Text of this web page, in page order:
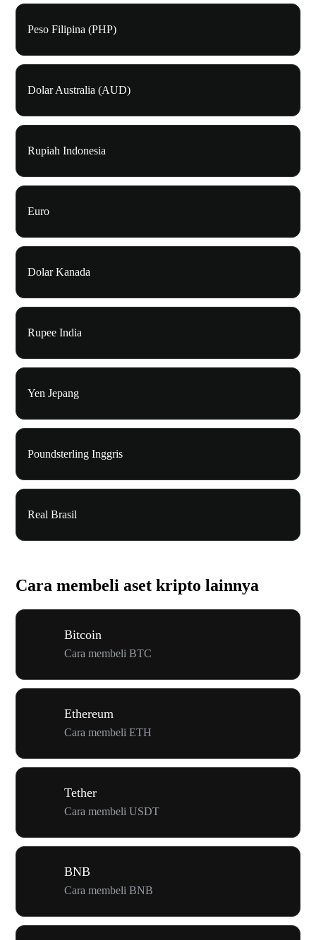
Peso Filipina (PHP)
Dolar Australia (AUD)
Rupiah Indonesia
Euro
Dolar Kanada
Rupee India
Yen Jepang
Poundsterling Inggris
Real Brasil
Cara membeli aset kripto lainnya
Bitcoin
Cara membeli BTC
Ethereum
Cara membeli ETH
Tether
Cara membeli USDT
BNB
Cara membeli BNB